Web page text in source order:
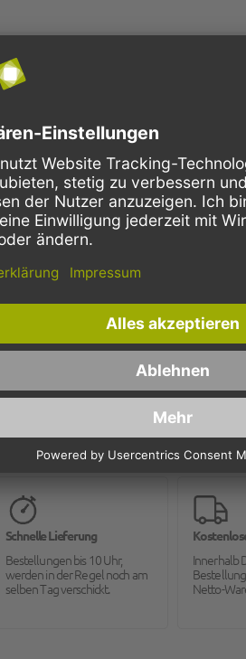
Kraftpapier
braun
mit Deckel
Schnelle Lieferung
Bestellungen bis 10 Uhr,
werden in der Regel noch am
selben Tag verschickt.
Innerhalb
Netto-